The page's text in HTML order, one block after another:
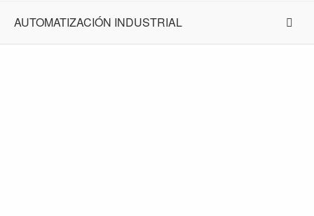
AUTOMATIZACIÓN INDUSTRIAL